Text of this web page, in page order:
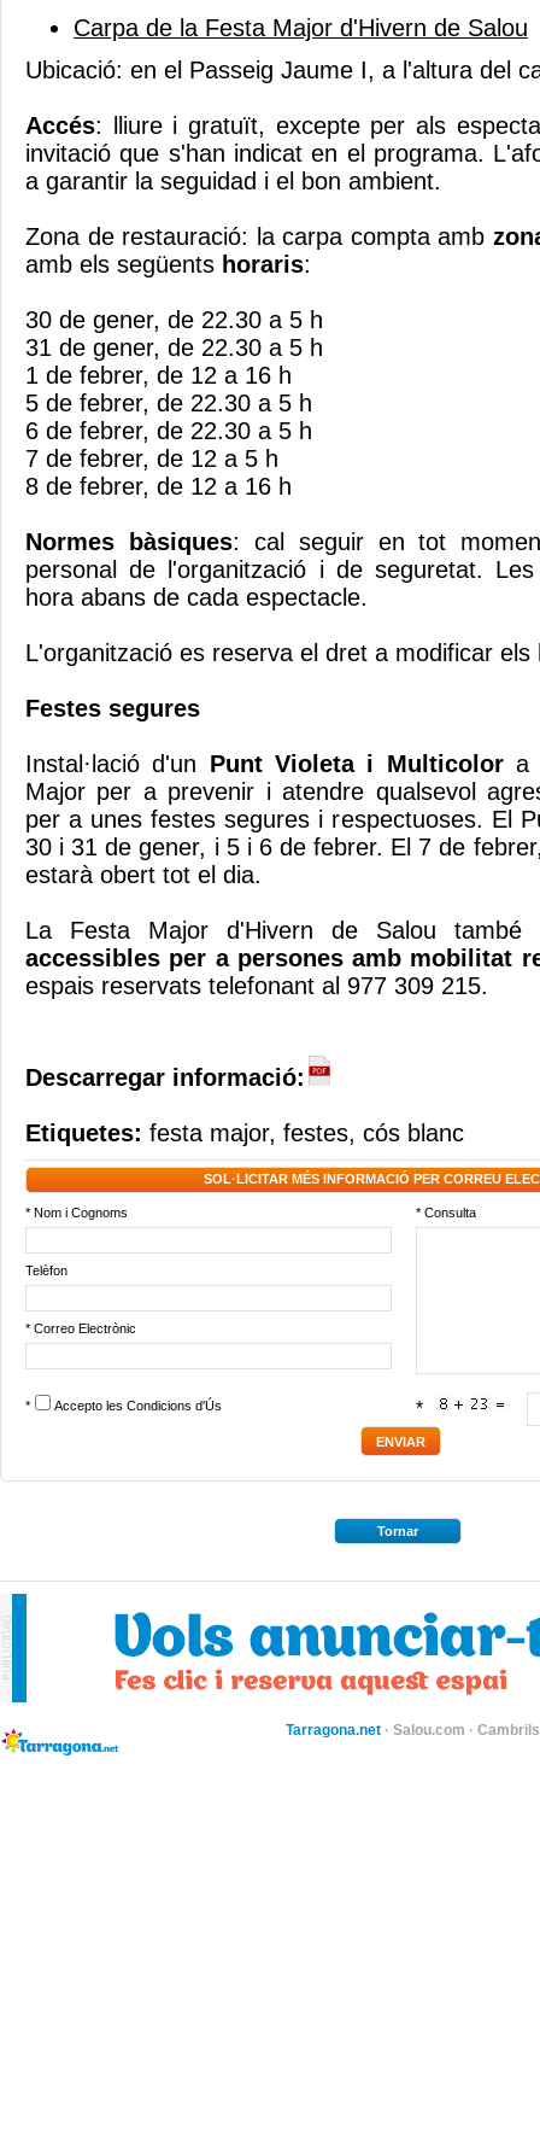
Carpa de la Festa Major d'Hivern de Salou
Ubicació: en el Passeig Jaume I, a l'altura del
Accés: lliure i gratuït, excepte per als
invitació que s'han indicat en el programa.
a garantir la seguidad i el bon ambient.
Zona de restauració: la carpa compta amb
amb els següents horaris:
30 de gener, de 22.30 a 5 h
31 de gener, de 22.30 a 5 h
1 de febrer, de 12 a 16 h
5 de febrer, de 22.30 a 5 h
6 de febrer, de 22.30 a 5 h
7 de febrer, de 12 a 5 h
8 de febrer, de 12 a 16 h
Normes bàsiques: cal seguir en tot
personal de l'organització i de seguretat.
hora abans de cada espectacle.
L'organització es reserva el dret a modificar els
Festes segures
Instal·lació d'un Punt Violeta i Multicolora
Major per a prevenir i atendre qualsevol
per a unes festes segures i respectuoses. El
30 i 31 de gener, i 5 i 6 de febrer. El 7 de
estarà obert tot el dia.
La Festa Major d'Hivern de Salou
accessibles per a persones amb mobilitat
espais reservats telefonant al 977 309 215.
Descarregar informació:
Etiquetes: festa major, festes, cós blanc
SOL·LICITAR MÉS INFORMACIÓ PER CORREU
* Nom i Cognoms * Consulta
Telèfon
* Correo Electrònic
* Accepto les Condicions d'Ús *
Tornar
Tarragona.net · Salou.com ·